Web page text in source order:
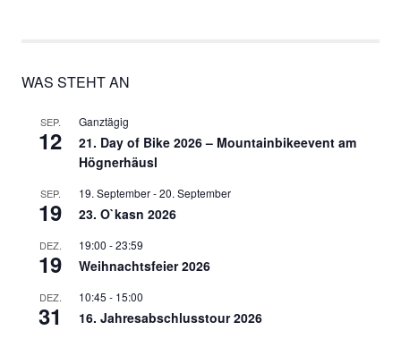
WAS STEHT AN
SEP.
12
Ganztägig
21. Day of Bike 2026 – Mountainbikeevent am
Högnerhäusl
SEP.
19
19. September-20. September
23. O`kasn 2026
DEZ.
19
19:00 -23:59
Weihnachtsfeier 2026
DEZ.
31
10:45 - 15:00
16. Jahresabschlusstour 2026